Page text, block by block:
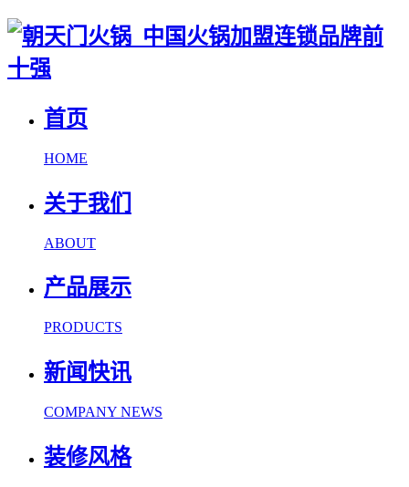
首页
HOME
关于我们
ABOUT
产品展示
PRODUCTS
新闻快讯
COMPANY NEWS
装修风格